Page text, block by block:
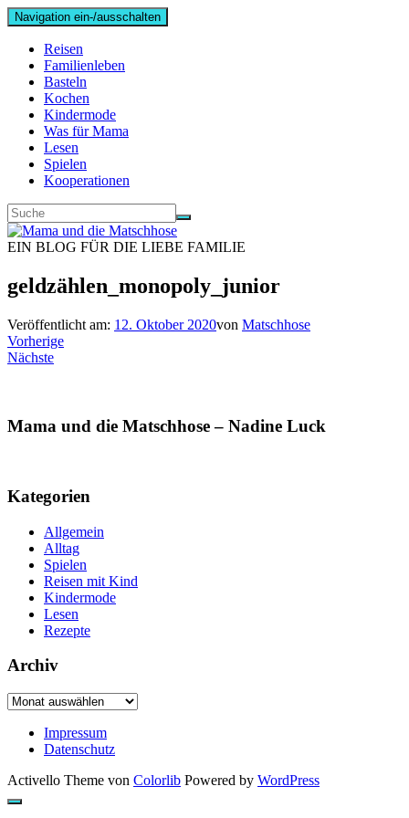
Navigation ein-/ausschalten
Reisen
Familienleben
Basteln
Kochen
Kindermode
Was für Mama
Lesen
Spielen
Kooperationen
EIN BLOG FÜR DIE LIEBE FAMILIE
geldzählen_monopoly_junior
Veröffentlicht am: 12. Oktober 2020von Matschhose
Vorherige
Nächste
Mama und die Matschhose – Nadine Luck
Kategorien
Allgemein
Alltag
Spielen
Reisen mit Kind
Kindermode
Lesen
Rezepte
Archiv
Archiv
Impressum
Datenschutz
Activello Theme von Colorlib Powered by WordPress